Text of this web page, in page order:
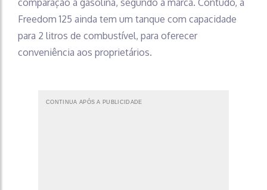
Freedom 125 ainda tem um tanque com capacidade
para 2 litros de combustível, para oferecer
conveniência aos proprietários.
CONTINUA APÓS A PUBLICIDADE